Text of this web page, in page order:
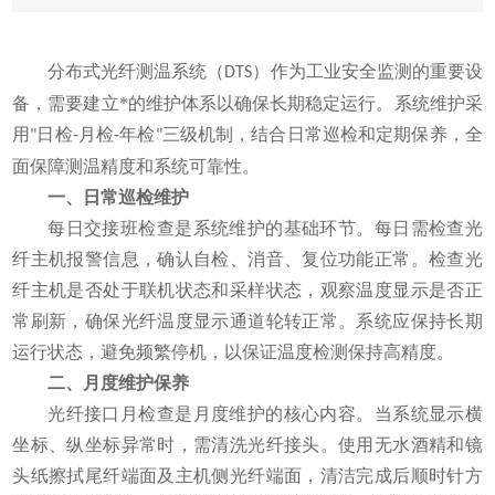
分布式光纤测温系统（ DTS）作为工业安全监测的重要设
备，需要建立*的维护体系以确保长期稳定运行。系统维护采
用 "日检-月检-年检"三级机制，结合日常巡检和定期保养，全
面保障测温精度和系统可靠性。
一、日常巡检维护
每日交接班检查是系统维护的基础环节。每日需检查光
纤主机报警信息，确认自检、消音、复位功能正常。检查光
纤主机是否处于联机状态和采样状态，观察温度显示是否正
常刷新，确保光纤温度显示通道轮转正常。系统应保持长期
运行状态，避免频繁停机，以保证温度检测保持高精度。
二、月度维护保养
光纤接口月检查是月度维护的核心内容。当系统显示横
坐标、纵坐标异常时，需清洗光纤接头。使用无水酒精和镜
头纸擦拭尾纤端面及主机侧光纤端面，清洁完成后顺时针方